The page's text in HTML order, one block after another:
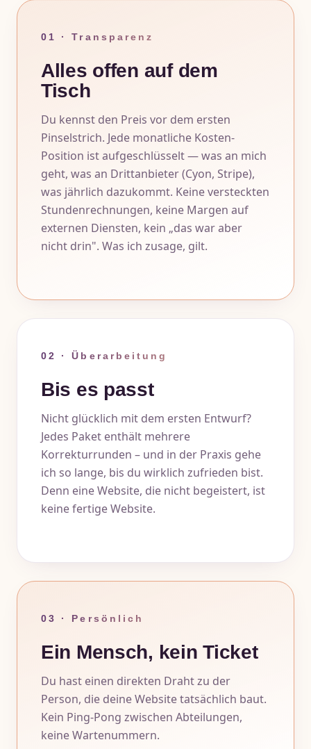
01 · Transparenz
Alles offen auf dem
Tisch
Du kennst den Preis vor dem ersten
Pinselstrich. Jede monatliche Kosten-
Position ist aufgeschlüsselt — was an mich
geht, was an Drittanbieter (Cyon, Stripe),
was jährlich dazukommt. Keine versteckten
Stundenrechnungen, keine Margen auf
externen Diensten, kein „das war aber
nicht drin". Was ich zusage, gilt.
02 · Überarbeitung
Bis es passt
Nicht glücklich mit dem ersten Entwurf?
Jedes Paket enthält mehrere
Korrekturrunden – und in der Praxis gehe
ich so lange, bis du wirklich zufrieden bist.
Denn eine Website, die nicht begeistert, ist
keine fertige Website.
03 · Persönlich
Ein Mensch, kein Ticket
Du hast einen direkten Draht zu der
Person, die deine Website tatsächlich baut.
Kein Ping-Pong zwischen Abteilungen,
keine Wartenummern.